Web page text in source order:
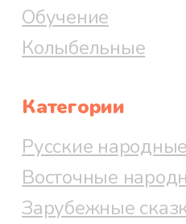
Обучение
Колыбельные
Категории
Русские
Восточные
Зарубежные